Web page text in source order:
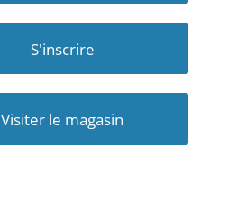
S'inscrire
Visiter le magasin